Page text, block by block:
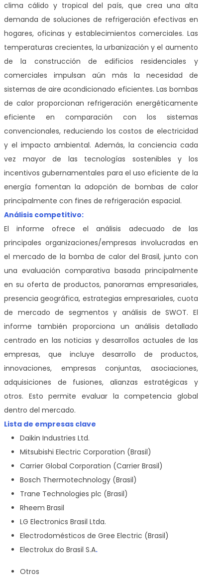
clima cálido y tropical del país, que crea una alta
demanda de soluciones de refrigeración efectivas en
hogares, oficinas y establecimientos comerciales. Las
temperaturas crecientes, la urbanización y el aumento
de la construcción de edificios residenciales y
comerciales impulsan aún más la necesidad de
sistemas de aire acondicionado eficientes. Las bombas
de calor proporcionan refrigeración energéticamente
eficiente en comparación con los sistemas
convencionales, reduciendo los costos de electricidad
y el impacto ambiental. Además, la conciencia cada
vez mayor de las tecnologías sostenibles y los
incentivos gubernamentales para el uso eficiente de la
energía fomentan la adopción de bombas de calor
principalmente con fines de refrigeración espacial.
Análisis competitivo:
El informe ofrece el análisis adecuado de las
principales organizaciones/empresas involucradas en
el mercado de la bomba de calor del Brasil, junto con
una evaluación comparativa basada principalmente
en su oferta de productos, panoramas empresariales,
presencia geográfica, estrategias empresariales, cuota
de mercado de segmentos y análisis de SWOT. El
informe también proporciona un análisis detallado
centrado en las noticias y desarrollos actuales de las
empresas, que incluye desarrollo de productos,
innovaciones, empresas conjuntas, asociaciones,
adquisiciones de fusiones, alianzas estratégicas y
otros. Esto permite evaluar la competencia global
dentro del mercado.
Lista de empresas clave
Daikin Industries Ltd.
Mitsubishi Electric Corporation (Brasil)
Carrier Global Corporation (Carrier Brasil)
Bosch Thermotechnology (Brasil)
Trane Technologies plc (Brasil)
Rheem Brasil
LG Electronics Brasil Ltda.
Electrodomésticos de Gree Electric (Brasil)
Electrolux do Brasil S.A.
Otros